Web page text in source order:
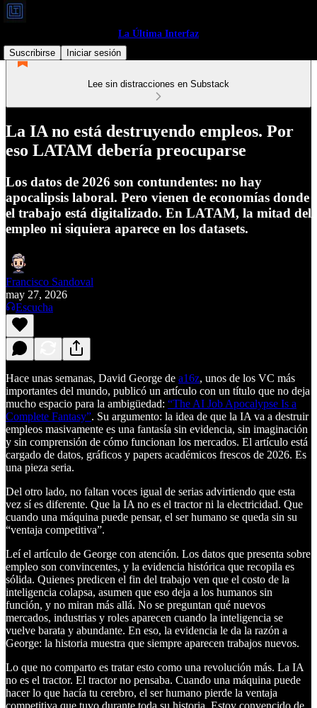
La Última Interfaz
Suscribirse
Iniciar sesión
Lee sin distracciones en Substack
La IA no está destruyendo empleos. Por
eso LATAM debería preocuparse
Los datos de 2026 son contundentes: no hay
apocalipsis laboral. Pero vienen de economías donde
el trabajo está digitalizado. En LATAM, la mitad del
empleo ni siquiera aparece en los datasets.
Francisco Sandoval
may 27, 2026
Escucha
Hace unas semanas, David George de a16z, unos de los VC más
importantes del mundo, publicó un artículo con un título que no deja
mucho espacio para la ambigüedad: “The AI Job Apocalypse Is a
Complete Fantasy”. Su argumento: la idea de que la IA va a destruir
empleos masivamente es una fantasía sin evidencia, sin imaginación
y sin comprensión de cómo funcionan los mercados. El artículo está
cargado de datos, gráficos y papers académicos frescos de 2026. Es
una pieza seria.
Del otro lado, no faltan voces igual de serias advirtiendo que esta
vez sí es diferente. Que la IA no es el tractor ni la electricidad. Que
cuando una máquina puede pensar, el ser humano se queda sin su
“ventaja competitiva”.
Leí el artículo de George con atención. Los datos que presenta sobre
empleo son convincentes, y la evidencia histórica que recopila es
sólida. Quienes predicen el fin del trabajo ven que el costo de la
inteligencia colapsa, asumen que eso deja a los humanos sin
función, y no miran más allá. No se preguntan qué nuevos
mercados, industrias y roles aparecen cuando la inteligencia se
vuelve barata y abundante. En eso, la evidencia le da la razón a
George: la historia muestra que siempre aparecen trabajos nuevos.
Lo que no comparto es tratar esto como una revolución más. La IA
no es el tractor. El tractor no pensaba. Cuando una máquina puede
hacer lo que hacía tu cerebro, el ser humano pierde la ventaja
competitiva que tuvo durante toda su historia. Estoy convencido de